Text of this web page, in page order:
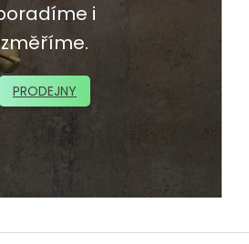
i
změříme.
PRODEJNY